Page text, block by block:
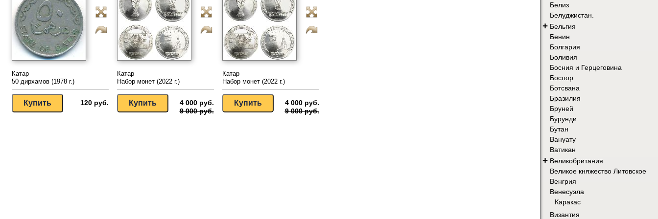
Катар
50 дирхамов (1978 г.)
120 руб.
Катар
Набор монет (2022 г.)
4 000 руб.
9 000 руб.
Катар
Набор монет (2022 г.)
4 000 руб.
9 000 руб.
Белиз
Белуджистан.
+ Бельгия
Бенин
Болгария
Боливия
Босния и Герцеговина
Боспор
Ботсвана
Бразилия
Бруней
Бурунди
Бутан
Вануату
Ватикан
+ Великобритания
Великое княжество Литовское
Венгрия
Венесуэла
Каракас
Византия